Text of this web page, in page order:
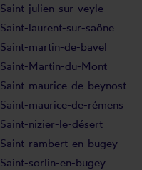
Saint-julien-sur-veyle
Saint-laurent-sur-saône
Saint-martin-de-bavel
Saint-Martin-du-Mont
Saint-maurice-de-beynost
Saint-maurice-de-rémens
Saint-nizier-le-désert
Saint-rambert-en-bugey
Saint-sorlin-en-bugey